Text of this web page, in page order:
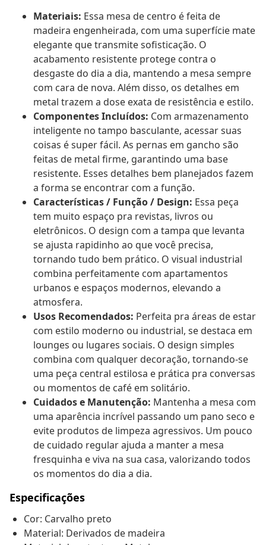
Materiais: Essa mesa de centro é feita de
madeira engenheirada, com uma superfície mate
elegante que transmite sofisticação. O
acabamento resistente protege contra o
desgaste do dia a dia, mantendo a mesa sempre
com cara de nova. Além disso, os detalhes em
metal trazem a dose exata de resistência e estilo.
Componentes Incluídos: Com armazenamento
inteligente no tampo basculante, acessar suas
coisas é super fácil. As pernas em gancho são
feitas de metal firme, garantindo uma base
resistente. Esses detalhes bem planejados fazem
a forma se encontrar com a função.
Características / Função / Design: Essa peça
tem muito espaço pra revistas, livros ou
eletrônicos. O design com a tampa que levanta
se ajusta rapidinho ao que você precisa,
tornando tudo bem prático. O visual industrial
combina perfeitamente com apartamentos
urbanos e espaços modernos, elevando a
atmosfera.
Usos Recomendados: Perfeita pra áreas de estar
com estilo moderno ou industrial, se destaca em
lounges ou lugares sociais. O design simples
combina com qualquer decoração, tornando-se
uma peça central estilosa e prática pra conversas
ou momentos de café em solitário.
Cuidados e Manutenção: Mantenha a mesa com
uma aparência incrível passando um pano seco e
evite produtos de limpeza agressivos. Um pouco
de cuidado regular ajuda a manter a mesa
fresquinha e viva na sua casa, valorizando todos
os momentos do dia a dia.
Especificações
Cor: Carvalho preto
Material: Derivados de madeira